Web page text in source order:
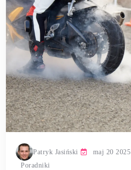
Patryk Jasiński maj 20 2025
Poradniki